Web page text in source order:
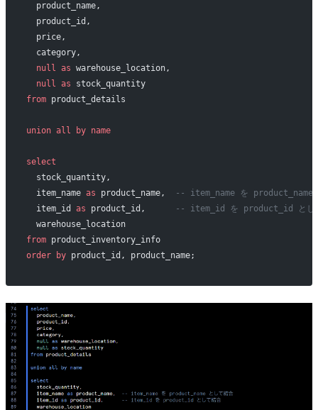
  product_name,
  product_id,
  price,
  category,
  null
as warehouse_location,
  null
as stock_quantity
from product_details
union all by name
select
  stock_quantity,
  item_name
as product_name,
-- item_name を product_name
  item_id
as product_id,
-- item_id を product_id とし
  warehouse_location
from product_inventory_info
order by product_id, product_name;